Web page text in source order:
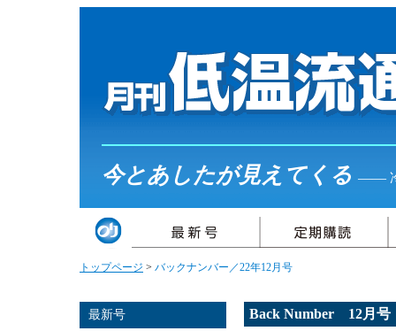
今とあしたが見えてくる ――
トップページ > バックナンバー／22年12月号
Back Number 12月号
最新号